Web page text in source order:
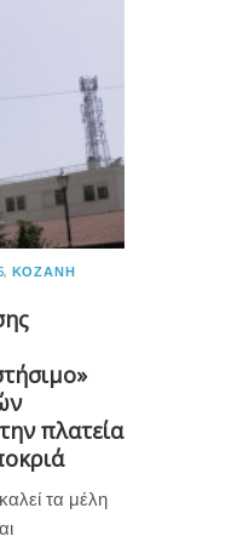
,ΚΟΖΆΝΗ
πλατεία
τα μέλη